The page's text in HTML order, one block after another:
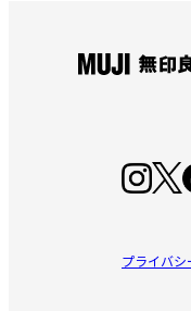
プライバシ